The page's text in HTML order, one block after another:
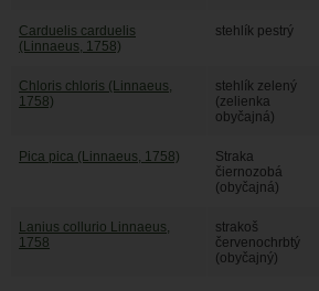
Carduelis carduelis
(Linnaeus, 1758)
stehlík pestrý
Chloris chloris (Linnaeus,
1758)
stehlík zelený
(zelienka
obyčajná)
Pica pica (Linnaeus, 1758)
Straka
čiernozobá
(obyčajná)
Lanius collurio Linnaeus,
1758
strakoš
červenochrbtý
(obyčajný)